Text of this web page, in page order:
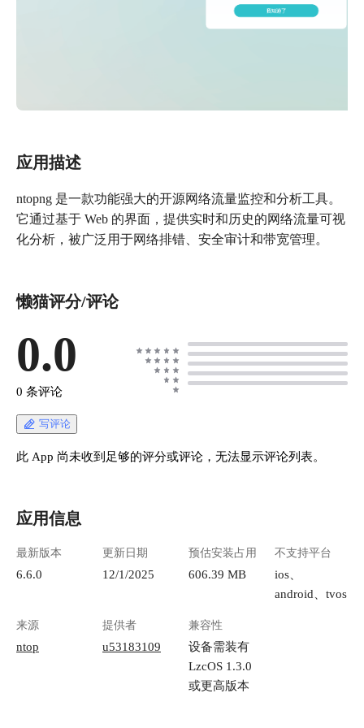
应用描述
ntopng 是一款功能强大的开源网络流量监控和分析工具。
它通过基于 Web 的界面，提供实时和历史的网络流量可视
化分析，被广泛用于网络排错、安全审计和带宽管理。
懒猫评分/评论
0.0
0 条评论
写评论
此 App 尚未收到足够的评分或评论，无法显示评论列表。
应用信息
最新版本
6.6.0
更新日期
12/1/2025
预估安装占用
606.39 MB
不支持平台
ios、
android、tvos
来源
ntop
提供者
u53183109
兼容性
设备需装有
LzcOS 1.3.0
或更高版本